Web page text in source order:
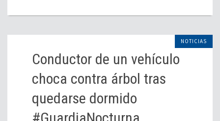
NOTICIAS
Conductor de un vehículo
choca contra árbol tras
quedarse dormido